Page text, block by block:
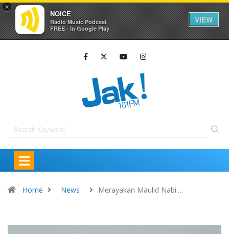
×
NOICE
Radio Music Podcast
FREE - In Google Play
VIEW
Home News Merayakan Maulid Nabi:…